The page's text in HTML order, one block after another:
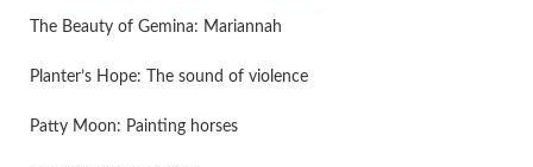
The Beauty of Gemina: Mariannah
Planter’s Hope: The sound of violence
Patty Moon: Painting horses